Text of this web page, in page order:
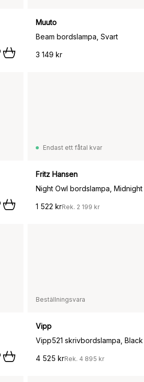
Muuto
Beam bordslampa, Svart
3 149 kr
Endast ett fåtal kvar
Fritz Hansen
Night Owl bordslampa,
1 522 krRek. 2 199 kr
Beställningsvara
Vipp
Vipp521 skrivbordslampa, Black
4 525 krRek. 4 895 kr